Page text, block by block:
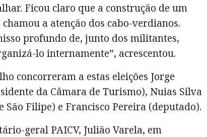
Ficou claro que a construção de um
a atenção dos cabo-verdianos.
profundo de, junto dos militantes,
lo internamente”, acrescentou.
concorreram a estas eleições Jorge
da Câmara de Turismo), Nuias Silva
São Filipe) e Francisco Pereira (deputado).
geral PAICV, Julião Varela, em